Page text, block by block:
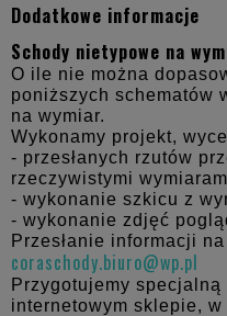
Dodatkowe informacje
Schody nietypowe na
O ile nie można
poniższych schematów
na wymiar.
Wykonamy projekt,
- przesłanych rzutów
rzeczywistymi
- wykonanie szkicu z
- wykonanie zdjęć
Przesłanie informacji
coraschody.biuro@wp.pl
Przygotujemy
internetowym sklepie,